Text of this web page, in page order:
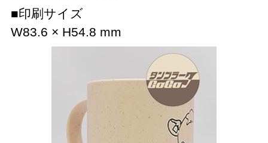
印刷サイズ
W83.6 × H54.8 mm